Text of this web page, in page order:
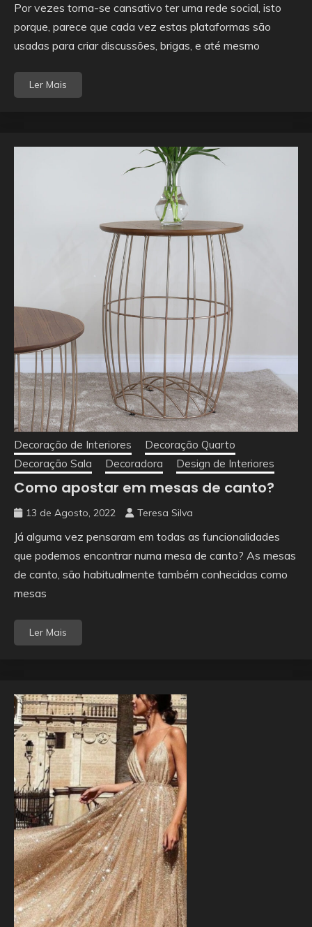
Por vezes torna-se cansativo ter uma rede social, isto
porque, parece que cada vez estas plataformas são
usadas para criar discussões, brigas, e até mesmo
Ler Mais
Decoração de Interiores
Decoração Quarto
Decoração Sala
Decoradora Design de Interiores
Como apostar em mesas de canto?
13 de Agosto, 2022 Teresa Silva
Já alguma vez pensaram em todas as funcionalidades
que podemos encontrar numa mesa de canto? As mesas
de canto, são habitualmente também conhecidas como
mesas
Ler Mais